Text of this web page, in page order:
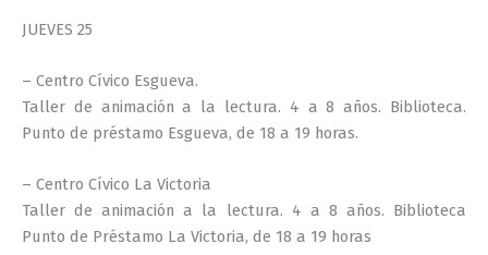
JUEVES 25
– Centro Cívico Esgueva.
Taller de animación a la lectura. 4 a 8 años. Biblioteca.
Punto de préstamo Esgueva, de 18 a 19 horas.
– Centro Cívico La Victoria
Taller de animación a la lectura. 4 a 8 años. Biblioteca
Punto de Préstamo La Victoria, de 18 a 19 horas